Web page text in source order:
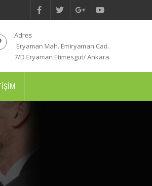
Adres
Eryaman Mah. Emiryaman Cad.
7/D Eryaman Etimesgut/ Ankara